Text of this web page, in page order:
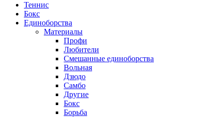
Теннис
Бокс
Единоборства
Материалы
Профи
Любители
Смешанные единоборства
Вольная
Дзюдо
Самбо
Другие
Бокс
Борьба